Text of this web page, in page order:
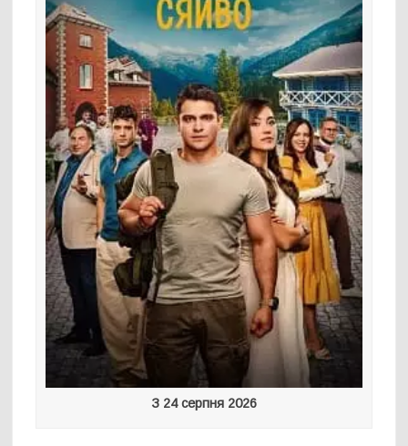
З 24 серпня 2026